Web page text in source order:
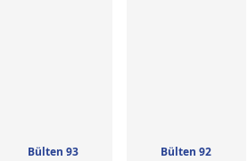
Bülten 93
Bülten 92